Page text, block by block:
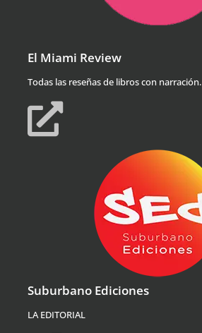
El Miami Review
Todas las reseñas de libros con narración.
Suburbano Ediciones
LA EDITORIAL